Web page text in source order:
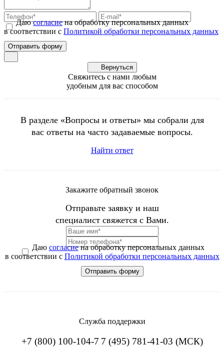
Даюсогласиена обработку персональных данных
в соответствии с Политикой обработки персональных данных
Вернуться
Свяжитесь с нами любым
удобным для вас способом
В разделе «Вопросы и ответы» мы собрали для
вас ответы на часто задаваемые вопросы.
Найти ответ
Закажите обратный звонок
Отправьте заявку и наш
специалист свяжется с Вами.
Даю согласиена обработку персональных данных
в соответствии с Политикой обработки персональных данных
Служба поддержки
+7 (800) 100-104-7 7 (495) 781-41-03 (МСК)